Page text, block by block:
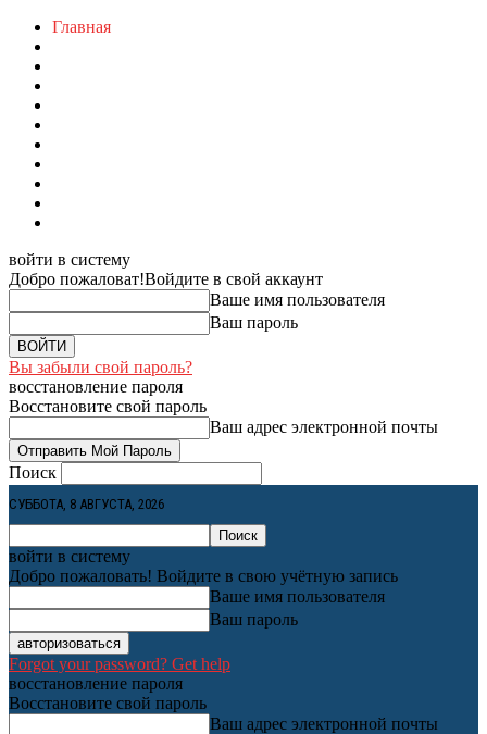
Главная
войти в систему
Добро пожаловат!Войдите в свой аккаунт
Ваше имя пользователя
Ваш пароль
Вы забыли свой пароль?
восстановление пароля
Восстановите свой пароль
Ваш адрес электронной почты
Поиск
СУББОТА, 8 АВГУСТА, 2026
войти в систему
Добро пожаловать! Войдите в свою учётную запись
Ваше имя пользователя
Ваш пароль
Forgot your password? Get help
восстановление пароля
Восстановите свой пароль
Ваш адрес электронной почты